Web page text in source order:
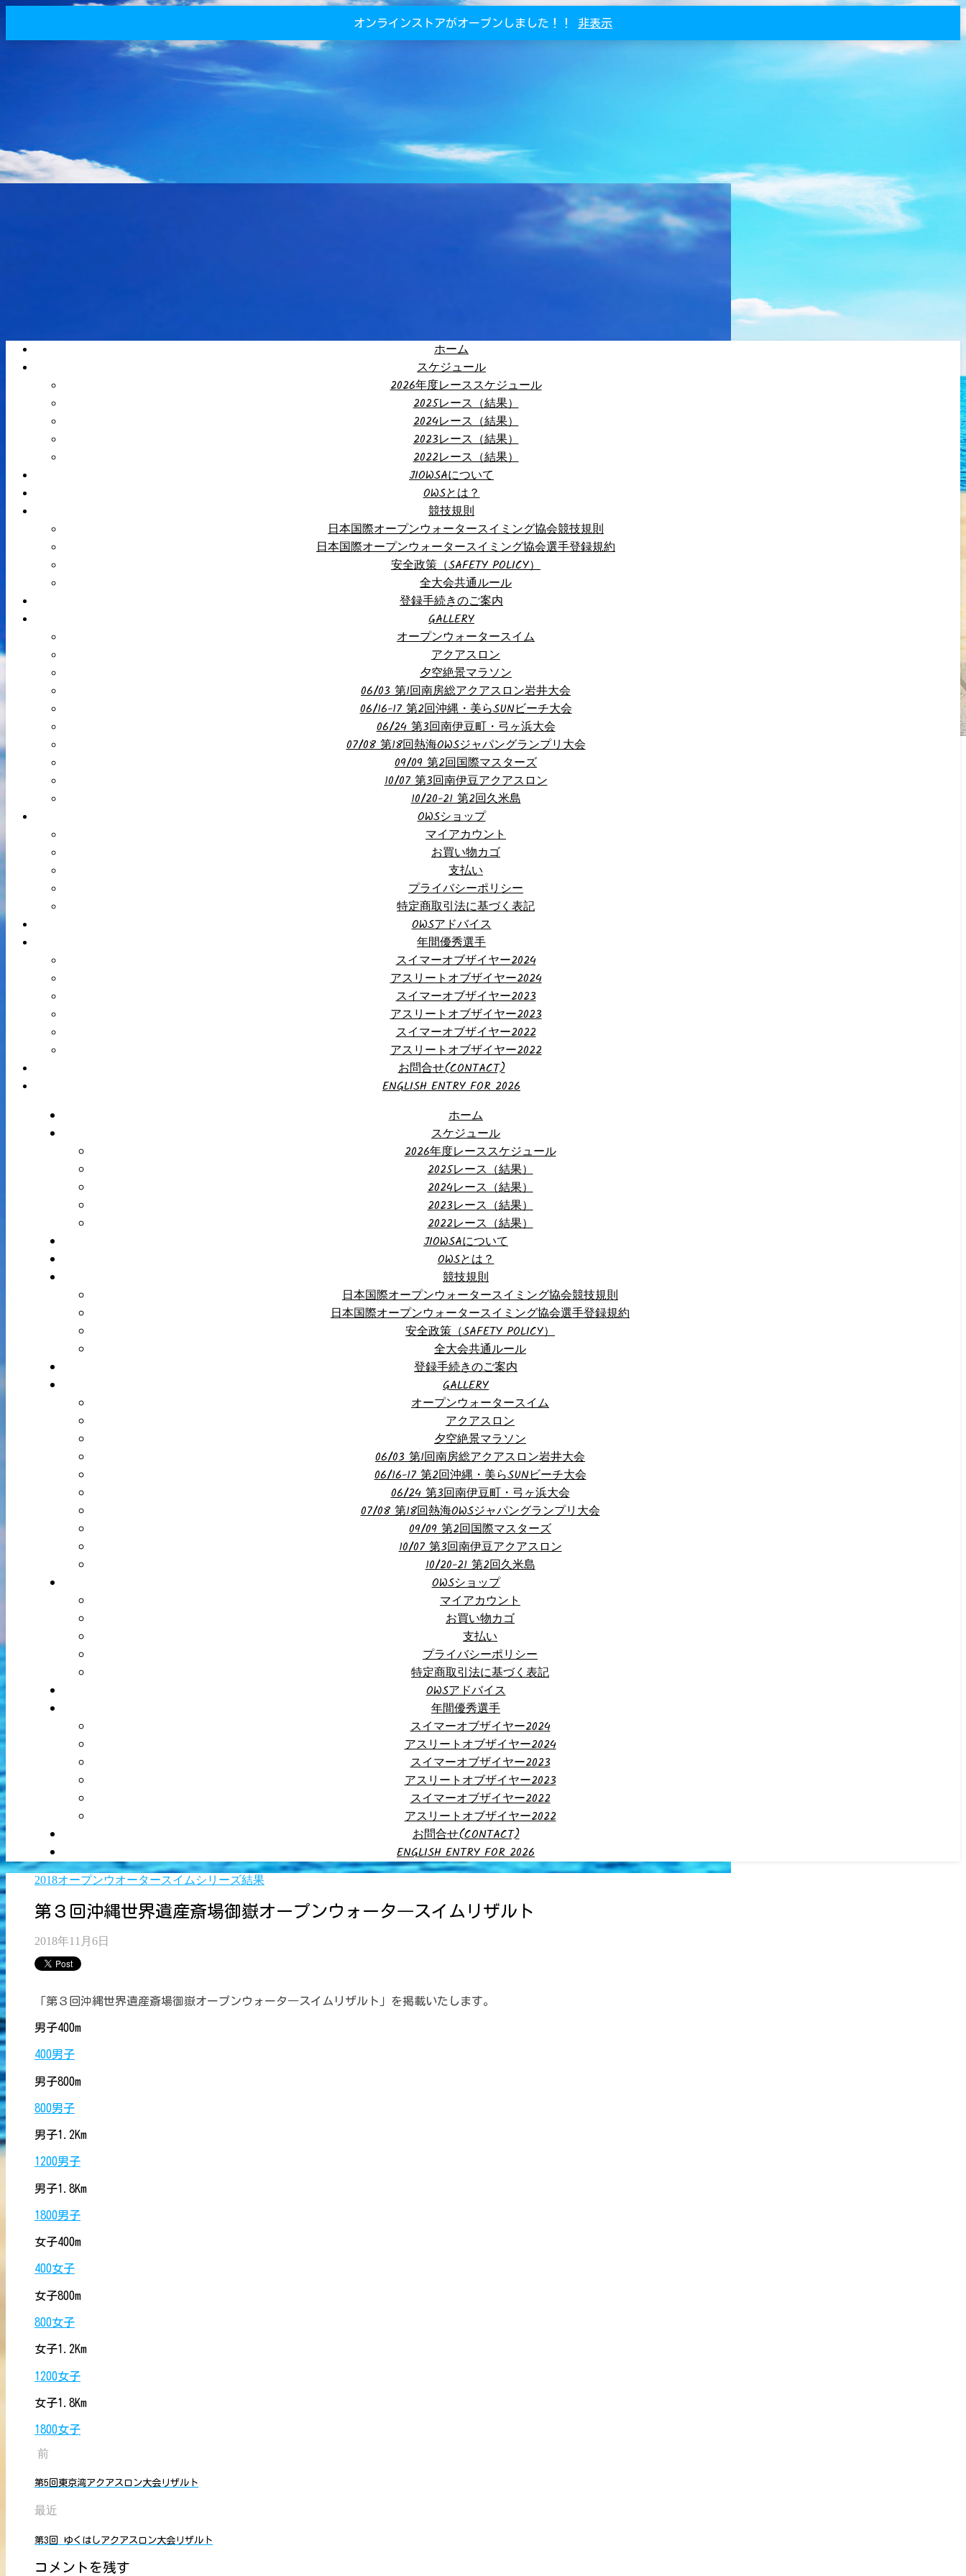
オンラインストアがオープンしました！！ 非表示
ホーム
スケジュール
2026年度レーススケジュール
2025レース（結果）
2024レース（結果）
2023レース（結果）
2022レース（結果）
JIOWSAについて
OWSとは？
競技規則
日本国際オープンウォータースイミング協会競技規則
日本国際オープンウォータースイミング協会選手登録規約
安全政策（SAFETY POLICY）
全大会共通ルール
登録手続きのご案内
GALLERY
オープンウォータースイム
アクアスロン
夕空絶景マラソン
06/03 第1回南房総アクアスロン岩井大会
06/16-17 第2回沖縄・美らSUNビーチ大会
06/24 第3回南伊豆町・弓ヶ浜大会
07/08 第18回熱海OWSジャパングランプリ大会
09/09 第2回国際マスターズ
10/07 第3回南伊豆アクアスロン
10/20-21 第2回久米島
OWSショップ
マイアカウント
お買い物カゴ
支払い
プライバシーポリシー
特定商取引法に基づく表記
OWSアドバイス
年間優秀選手
スイマーオブザイヤー2024
アスリートオブザイヤー2024
スイマーオブザイヤー2023
アスリートオブザイヤー2023
スイマーオブザイヤー2022
アスリートオブザイヤー2022
お問合せ(CONTACT)
ENGLISH ENTRY FOR 2026
ホーム
スケジュール
2026年度レーススケジュール
2025レース（結果）
2024レース（結果）
2023レース（結果）
2022レース（結果）
JIOWSAについて
OWSとは？
競技規則
日本国際オープンウォータースイミング協会競技規則
日本国際オープンウォータースイミング協会選手登録規約
安全政策（SAFETY POLICY）
全大会共通ルール
登録手続きのご案内
GALLERY
オープンウォータースイム
アクアスロン
夕空絶景マラソン
06/03 第1回南房総アクアスロン岩井大会
06/16-17 第2回沖縄・美らSUNビーチ大会
06/24 第3回南伊豆町・弓ヶ浜大会
07/08 第18回熱海OWSジャパングランプリ大会
09/09 第2回国際マスターズ
10/07 第3回南伊豆アクアスロン
10/20-21 第2回久米島
OWSショップ
マイアカウント
お買い物カゴ
支払い
プライバシーポリシー
特定商取引法に基づく表記
OWSアドバイス
年間優秀選手
スイマーオブザイヤー2024
アスリートオブザイヤー2024
スイマーオブザイヤー2023
アスリートオブザイヤー2023
スイマーオブザイヤー2022
アスリートオブザイヤー2022
お問合せ(CONTACT)
ENGLISH ENTRY FOR 2026
2018オープンウオータースイムシリーズ結果
第３回沖縄世界遺産斎場御嶽オープンウォータ―スイムリザルト
2018年11月6日
「第３回沖縄世界遺産斎場御嶽オープンウォータ―スイムリザルト」を掲載いたします。
男子400m
400男子
男子800m
800男子
男子1.2Km
1200男子
男子1.8Km
1800男子
女子400m
400女子
女子800m
800女子
女子1.2Km
1200女子
女子1.8Km
1800女子
前
第5回東京湾アクアスロン大会リザルト
最近
第3回 ゆくはしアクアスロン大会リザルト
コメントを残す